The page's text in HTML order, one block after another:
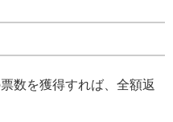
数を獲得すれば、全額返